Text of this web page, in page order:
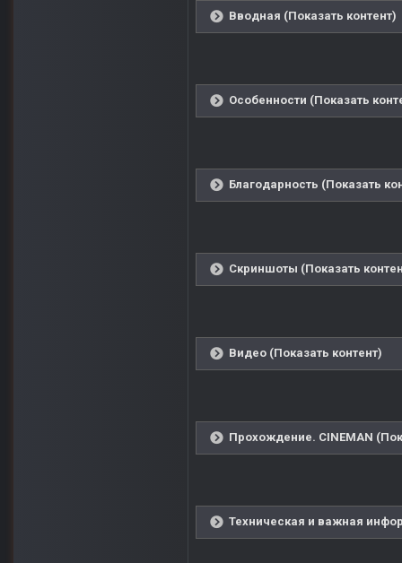
Вводная (Показать контент)
Особенности (Показать
Благодарность (Показать
Скриншоты (Показать
Видео (Показать контент)
Прохождение. CINEMAN
Техническая и важная